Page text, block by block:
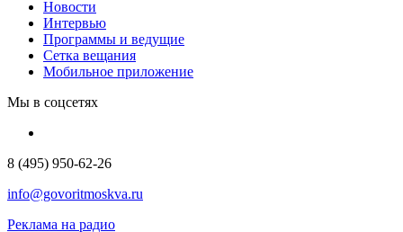
Новости
Интервью
Программы и ведущие
Сетка вещания
Мобильное приложение
Мы в соцсетях
8 (495) 950-62-26
info@govoritmoskva.ru
Реклама на радио